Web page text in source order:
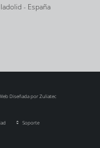
- España
Diseñada por Zuliatec
Soporte